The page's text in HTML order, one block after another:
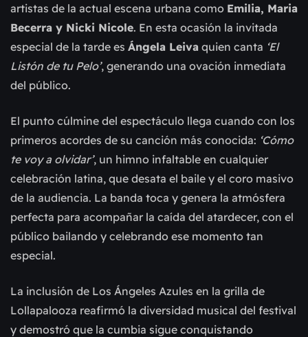
artistas de la actual escena urbana como Emilia, Maria
Becerra y Nicki Nicole. En esta ocasión la invitada
especial de la tarde es Ángela Leiva quien canta ‘El
Listón de tu Pelo’, generando una ovación inmediata
del público.
El punto cúlmine del espectáculo llega cuando con los
primeros acordes de su canción más conocida: ‘Cómo
te voy a olvidar’, un himno infaltable en cualquier
celebración latina, que desata el baile y el coro masivo
de la audiencia. La banda toca y genera la atmósfera
perfecta para acompañar la caída del atardecer, con el
público bailando y celebrando ese momento tan
especial.
La inclusión de Los Ángeles Azules en la grilla de
Lollapalooza reafirmó la diversidad musical del festival
y demostró que la cumbia sigue conquistando